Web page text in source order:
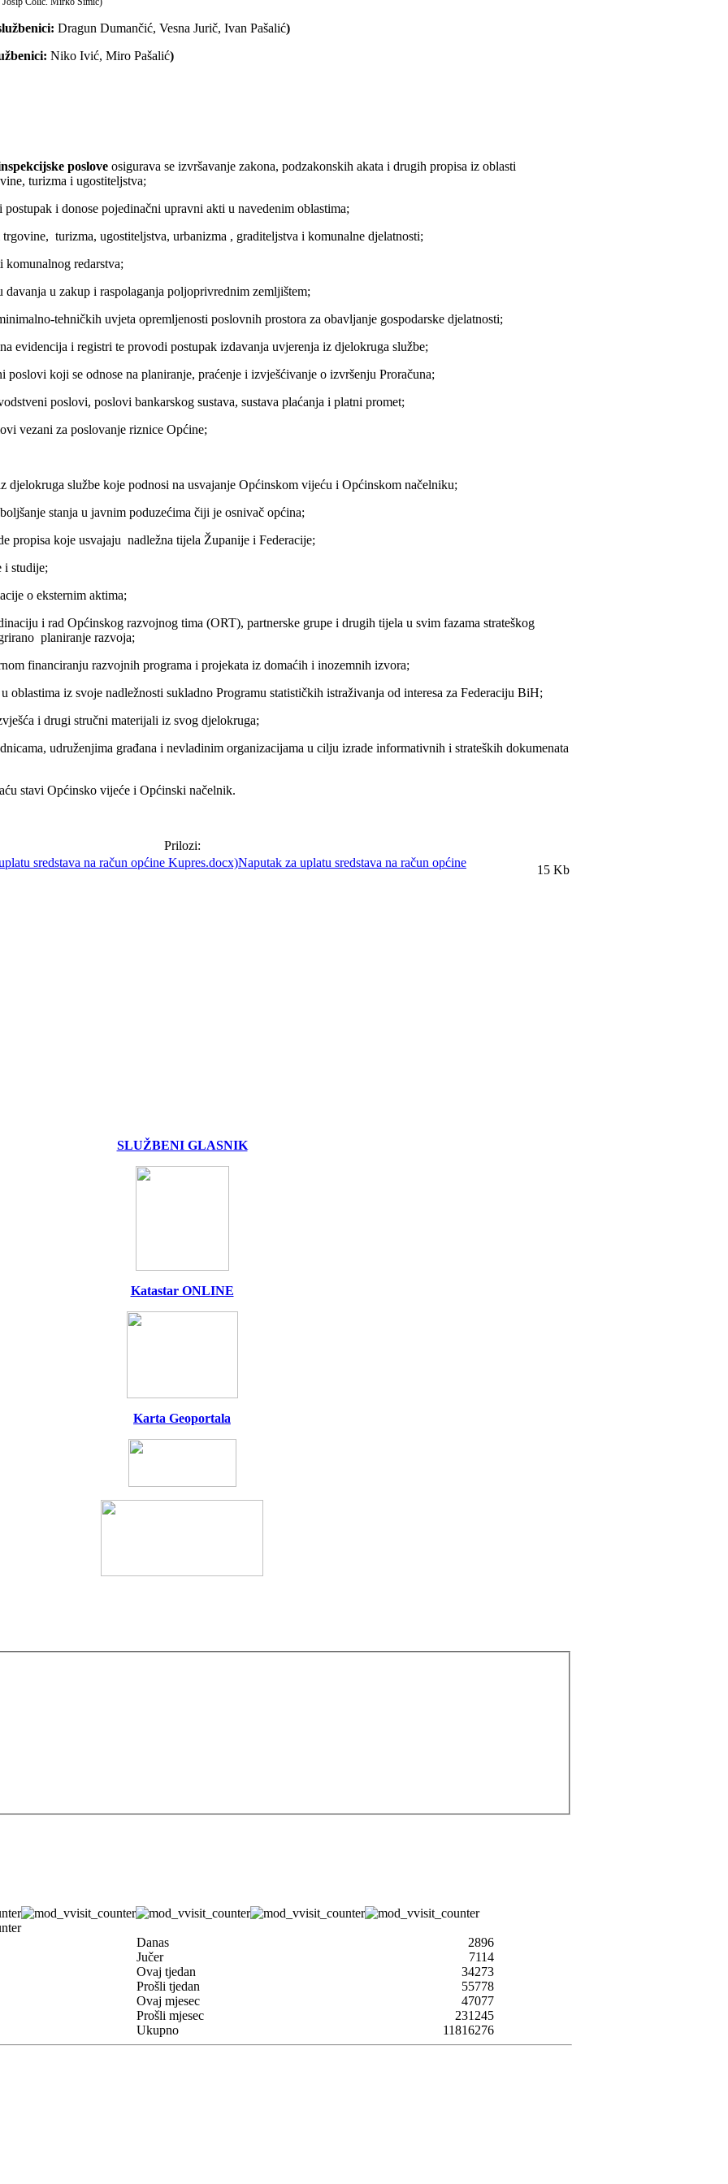
Dragun Dumančić, Vesna Jurič, Ivan Pašalić)
Niko Ivić, Miro Pašalić)
poslove osigurava se izvršavanje zakona, podzakonskih akata i drugih propisa iz oblasti
turizma i ugostiteljstva;
i donose pojedinačni upravni akti u navedenim oblastima;
turizma, ugostiteljstva, urbanizma , graditeljstva i komunalne djelatnosti;
redarstva;
u zakup i raspolaganja poljoprivrednim zemljištem;
tehničkih uvjeta opremljenosti poslovnih prostora za obavljanje gospodarske djelatnosti;
i registri te provodi postupak izdavanja uvjerenja iz djelokruga službe;
koji se odnose na planiranje, praćenje i izvješćivanje o izvršenju Proračuna;
poslovi, poslovi bankarskog sustava, sustava plaćanja i platni promet;
za poslovanje riznice Općine;
službe koje podnosi na usvajanje Općinskom vijeću i Općinskom načelniku;
stanja u javnim poduzećima čiji je osnivač općina;
koje usvajaju nadležna tijela Županije i Federacije;
studije;
o eksternim aktima;
i rad Općinskog razvojnog tima (ORT), partnerske grupe i drugih tijela u svim fazama strateškog
planiranje razvoja;
financiranju razvojnih programa i projekata iz domaćih i inozemnih izvora;
iz svoje nadležnosti sukladno Programu statističkih istraživanja od interesa za Federaciju BiH;
i drugi stručni materijali iz svog djelokruga;
udruženjima građana i nevladinim organizacijama u cilju izrade informativnih i strateških dokumenata
Općinsko vijeće i Općinski načelnik.
Prilozi:
Naputak za uplatu sredstava na račun općine
15 Kb
SLUŽBENI GLASNIK
Katastar ONLINE
Karta Geoportala
Danas
2896
Jučer
7114
Ovaj tjedan
34273
Prošli tjedan
55778
Ovaj mjesec
47077
Prošli mjesec
231245
Ukupno
11816276